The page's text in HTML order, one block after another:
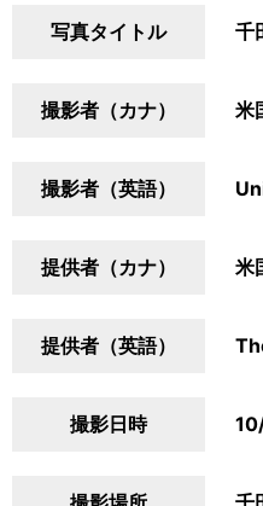
写真タイトル 千
撮影者（カナ） 米
撮影者（英語）
提供者（カナ） 米
提供者（英語）
撮影日時